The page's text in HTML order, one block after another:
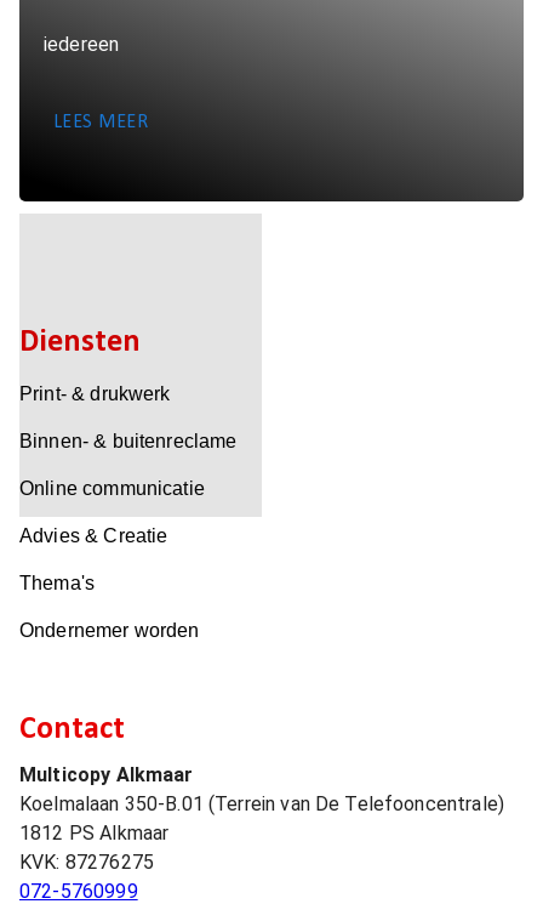
iedereen
LEES MEER
Diensten
Print- & drukwerk
Binnen- & buitenreclame
Online communicatie
Advies & Creatie
Thema's
Ondernemer worden
Contact
Multicopy Alkmaar
Koelmalaan 350-B.01 (Terrein van De Telefooncentrale)
1812 PS Alkmaar
KVK: 87276275
072-5760999